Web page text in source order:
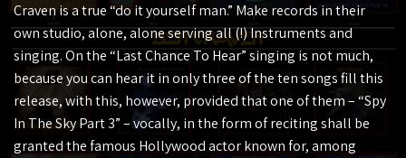
Craven is a true “do it yourself man.” Make records in their
own studio, alone, alone serving all (!) Instruments and
singing. On the “Last Chance To Hear” singing is not much,
because you can hear it in only three of the ten songs fill this
release, with this, however, provided that one of them – “Spy
In The Sky Part 3” – vocally, in the form of reciting shall be
granted the famous Hollywood actor known for, among